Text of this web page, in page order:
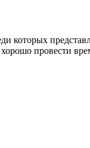
которых
провести